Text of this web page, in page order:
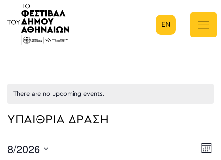
Κύρια πλοήγηση
EN
There are no upcoming events.
ΥΠΑΙΘΡΙΑ ΔΡΑΣΗ
8/2026